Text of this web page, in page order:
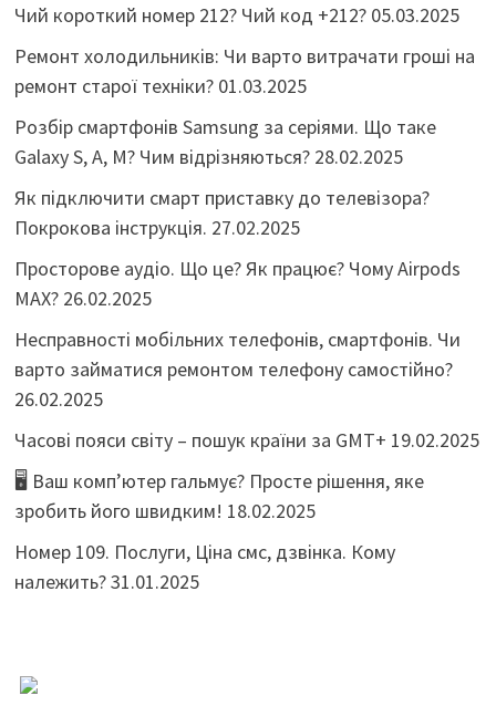
Чий короткий номер 212? Чий код +212? 05.03.2025
Ремонт холодильників: Чи варто витрачати гроші на
ремонт старої техніки? 01.03.2025
Розбір смартфонів Samsung за серіями. Що таке
Galaxy S, A, M? Чим відрізняються? 28.02.2025
Як підключити смарт приставку до телевізора?
Покрокова інструкція. 27.02.2025
Просторове аудіо. Що це? Як працює? Чому Airpods
MAX? 26.02.2025
Несправності мобільних телефонів, смартфонів. Чи
варто займатися ремонтом телефону самостійно?
26.02.2025
Часові пояси світу – пошук країни за GMT+ 19.02.2025
🖥️ Ваш комп’ютер гальмує? Просте рішення, яке
зробить його швидким! 18.02.2025
Номер 109. Послуги, Ціна смс, дзвінка. Кому
належить?31.01.2025